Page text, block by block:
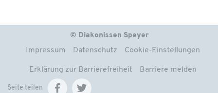
© Diakonissen Speyer
Impressum Datenschutz Cookie-Einstellungen
Erklärung zur Barrierefreiheit Barriere melden
Seite teilen